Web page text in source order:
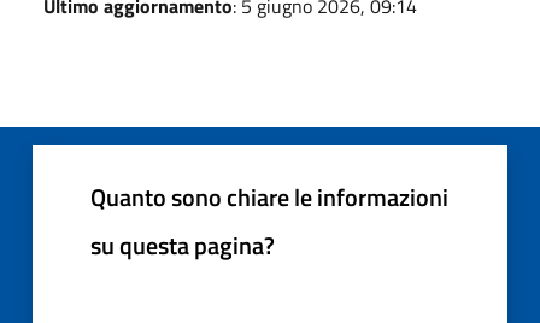
Quanto sono chiare le informazioni
su questa pagina?